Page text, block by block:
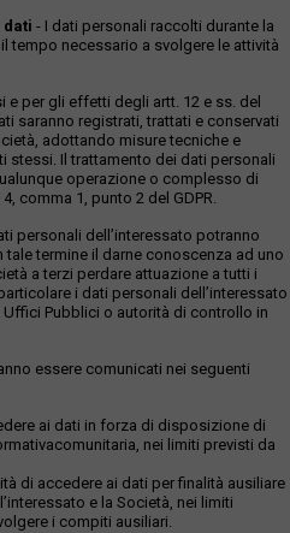
dati - I dati personali raccolti durante la
tempo necessario a svolgere le attività
e per gli effetti degli artt. 12 e ss. del
saranno registrati, trattati e conservati
adottando misure tecniche e
stessi. Il trattamento dei dati personali
operazione o complesso di
comma 1, punto 2 del GDPR.
personali dell’interessato potranno
termine il darne conoscenza ad uno
a terzi perdare attuazione a tutti i
i dati personali dell’interessato
Pubblici o autorità di controllo in
essere comunicati nei seguenti
ai dati in forza di disposizione di
nei limiti previsti da
di accedere ai dati per finalità ausiliare
e la Società, nei limiti
i compiti ausiliari.